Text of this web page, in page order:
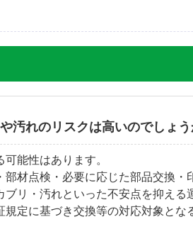
汚れのリスクは高いのでしょ
能性はあります。
材点検・必要に応じた部品交換・
リ・汚れといった不安点を抑える
定に基づき交換等の対応対象とな